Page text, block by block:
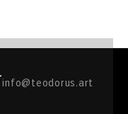
info@teodorus.art